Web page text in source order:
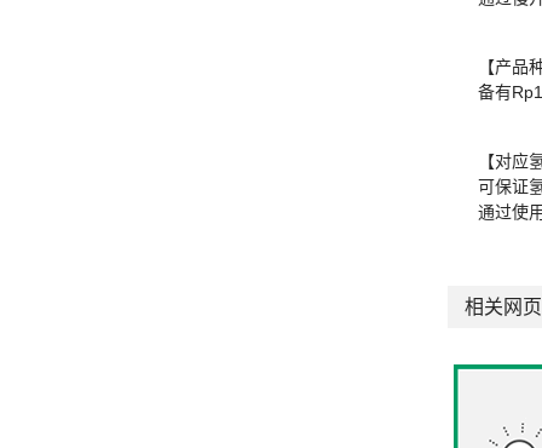
【产品
备有
【对应
可保证
通过使
相关网页